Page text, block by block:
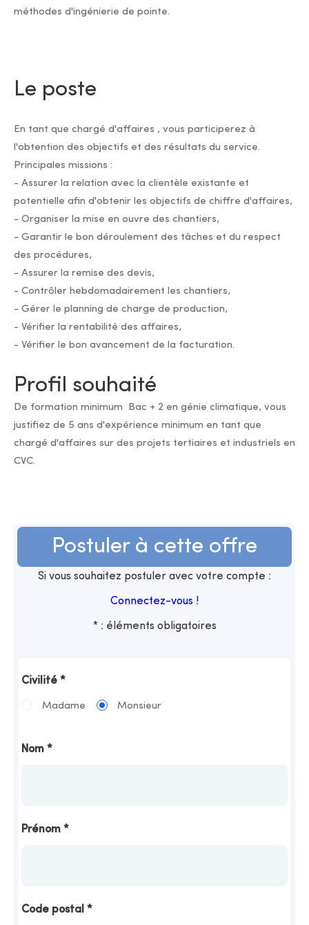
méthodes d'ingénierie de pointe.
Le poste
En tant que chargé d'affaires , vous participerez à
l'obtention des objectifs et des résultats du service.
Principales missions :
- Assurer la relation avec la clientèle existante et
potentielle afin d'obtenir les objectifs de chiffre d'affaires,
- Organiser la mise en ouvre des chantiers,
- Garantir le bon déroulement des tâches et du respect
des procédures,
- Assurer la remise des devis,
- Contrôler hebdomadairement les chantiers,
- Gérer le planning de charge de production,
- Vérifier la rentabilité des affaires,
- Vérifier le bon avancement de la facturation.
Profil souhaité
De formation minimum Bac + 2 en génie climatique, vous
justifiez de 5 ans d'expérience minimum en tant que
chargé d'affaires sur des projets tertiaires et industriels en
CVC.
Postuler à cette offre
Si vous souhaitez postuler avec votre compte :
Connectez-vous !
* : éléments obligatoires
Civilité *
Madame Monsieur
Nom *
Prénom *
Code postal *